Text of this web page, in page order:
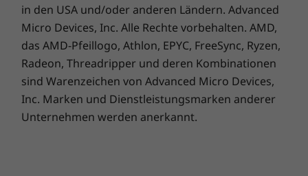
in den USA und/oder anderen Ländern. Advanced
Micro Devices, Inc. Alle Rechte vorbehalten. AMD,
das AMD-Pfeillogo, Athlon, EPYC, FreeSync, Ryzen,
Radeon, Threadripper und deren Kombinationen
sind Warenzeichen von Advanced Micro Devices,
Inc. Marken und Dienstleistungsmarken anderer
Unternehmen werden anerkannt.